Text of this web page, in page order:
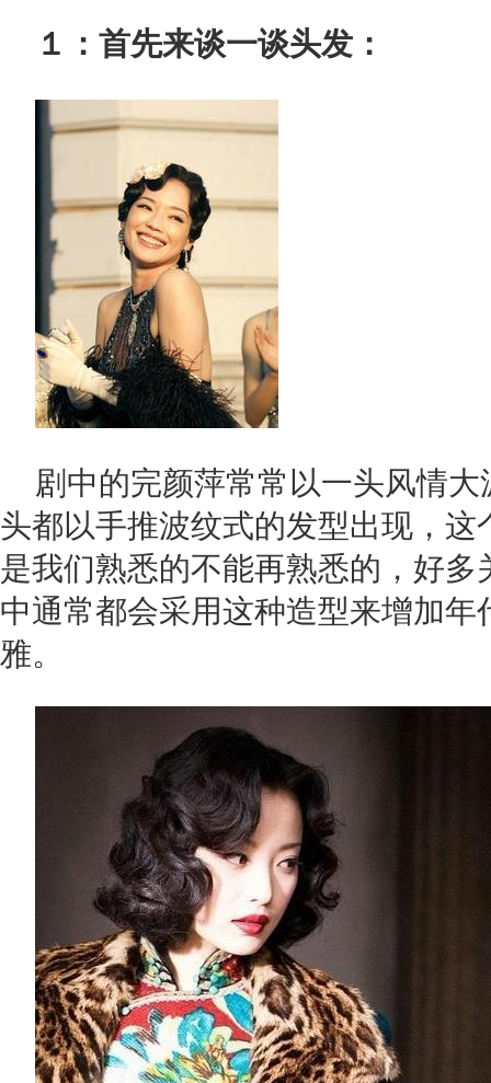
１：首先来谈一谈头发：
剧中的完颜萍常常以一头风情
头都以手推波纹式的发型出现，
是我们熟悉的不能再熟悉的，好
中通常都会采用这种造型来增加
雅。